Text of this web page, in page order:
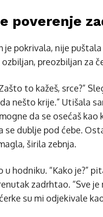
poverenje
je pokrivala, nije puštala
preozbiljan za
to kažeš, srce?”
nešto krije.” Utišala
da se osećaš kao
se dublje pod ćebe.
širila zebnja.
u hodniku. “Kako je?”
zadrhtao. “Sve je
su mi odjekivale